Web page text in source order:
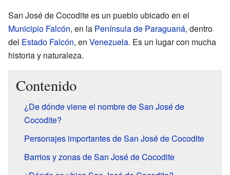
San José de Cocodite es un pueblo ubicado en el
Municipio Falcón, en la Península de Paraguaná, dentro
del Estado Falcón, en Venezuela. Es un lugar con mucha
historia y naturaleza.
Contenido
¿De dónde viene el nombre de San José de
Cocodite?
Personajes importantes de San José de Cocodite
Barrios y zonas de San José de Cocodite